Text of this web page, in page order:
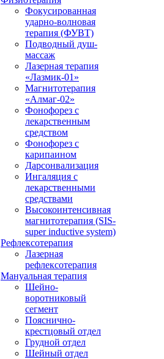
Фокусированная
ударно-волновая
терапия (ФУВТ)
Подводный душ-
массаж
Лазерная терапия
«Лазмик-01»
Магнитотерапия
«Алмаг-02»
Фонофорез с
лекарственным
средством
Фонофорез с
карипаином
Дарсонвализация
Ингаляция с
лекарственными
средствами
Высокоинтенсивная
магнитотерапия (SIS-
super inductive system)
Рефлексотерапия
Лазерная
рефлексотерапия
Мануальная терапия
Шейно-
воротниковый
сегмент
Пояснично-
крестцовый отдел
Грудной отдел
Шейный отдел